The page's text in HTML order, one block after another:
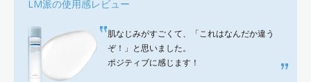
LM派の使用感レビュー
肌なじみがすごくて、「これはなんだか違う
ぞ！」と思いました。
ポジティブに感じます！